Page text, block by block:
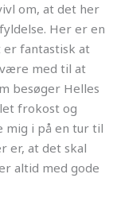
om, at det her
Her er en
er fantastisk at
med til at
besøger Helles
frokost og
mig i på en tur til
er, at det skal
altid med gode